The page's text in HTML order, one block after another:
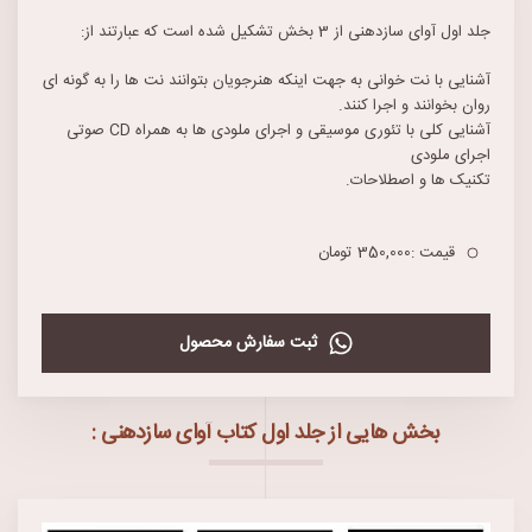
جلد اول آوای سازدهنی از 3 بخش تشکیل شده است که عبارتند از:
آشنایی با نت ‌خوانی به جهت اینکه هنرجویان بتوانند نت ‌ها را به گونه ‌ای
روان بخوانند و اجرا کنند.
آشنایی کلی با تئوری موسیقی و اجرای ملودی ‌ها به همراه CD صوتی
اجرای ملودی ‌
تکنیک ‌ها و اصطلاحات.
قیمت :350,000 تومان
ثبت سفارش محصول
بخش هایی از جلد اول کتاب آوای سازدهنی :